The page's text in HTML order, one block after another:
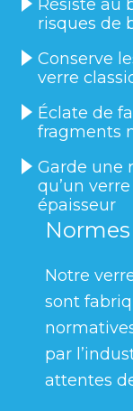
Résiste au
risques de
Conserve
verre
Éclate de
fragments
Garde une
qu’un
épaisseur
Notre
sont
par
attentes